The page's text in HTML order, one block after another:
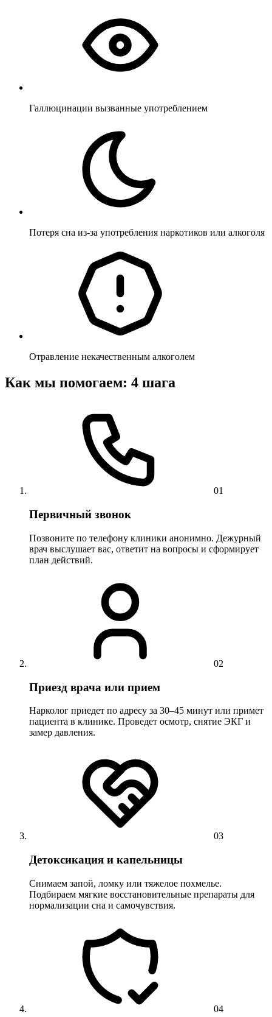
Галлюцинации вызванные употреблением
Потеря сна из-за употребления наркотиков или алкоголя
Отравление некачественным алкоголем
Как мы помогаем: 4 шага
01
Первичный звонок
Позвоните по телефону клиники анонимно. Дежурный
врач выслушает вас, ответит на вопросы и сформирует
план действий.
02
Приезд врача или прием
Нарколог приедет по адресу за 30–45 минут или примет
пациента в клинике. Проведет осмотр, снятие ЭКГ и
замер давления.
03
Детоксикация и капельницы
Снимаем запой, ломку или тяжелое похмелье.
Подбираем мягкие восстановительные препараты для
нормализации сна и самочувствия.
04